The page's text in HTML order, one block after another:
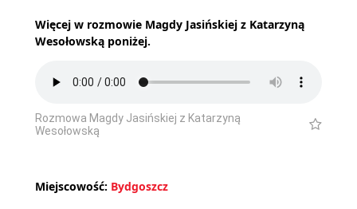
Więcej w rozmowie Magdy Jasińskiej z Katarzyną
Wesołowską poniżej.
Rozmowa Magdy Jasińskiej z Katarzyną
Wesołowską
Miejscowość: Bydgoszcz